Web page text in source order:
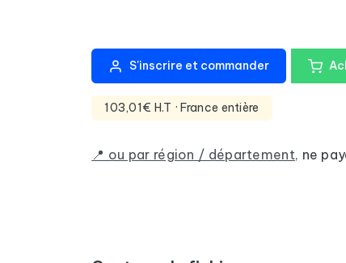
S'inscrire et commander
103,01€ H.T · France entière
📍 ou par région / département, ne